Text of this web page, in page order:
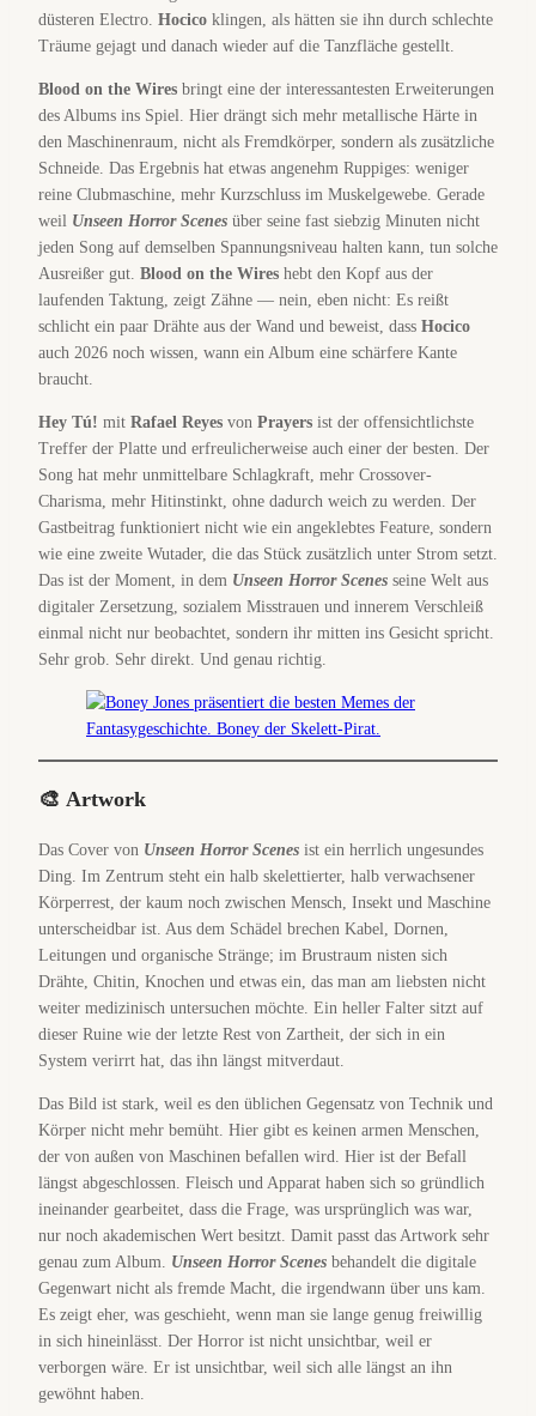
düsteren Electro. Hocico klingen, als hätten sie ihn durch schlechte
Träume gejagt und danach wieder auf die Tanzfläche gestellt.
Blood on the Wires bringt eine der interessantesten Erweiterungen
des Albums ins Spiel. Hier drängt sich mehr metallische Härte in
den Maschinenraum, nicht als Fremdkörper, sondern als zusätzliche
Schneide. Das Ergebnis hat etwas angenehm Ruppiges: weniger
reine Clubmaschine, mehr Kurzschluss im Muskelgewebe. Gerade
weil Unseen Horror Scenes über seine fast siebzig Minuten nicht
jeden Song auf demselben Spannungsniveau halten kann, tun solche
Ausreißer gut. Blood on the Wires hebt den Kopf aus der
laufenden Taktung, zeigt Zähne — nein, eben nicht: Es reißt
schlicht ein paar Drähte aus der Wand und beweist, dass Hocico
auch 2026 noch wissen, wann ein Album eine schärfere Kante
braucht.
Hey Tú! mit Rafael Reyes von Prayers ist der offensichtlichste
Treffer der Platte und erfreulicherweise auch einer der besten. Der
Song hat mehr unmittelbare Schlagkraft, mehr Crossover-
Charisma, mehr Hitinstinkt, ohne dadurch weich zu werden. Der
Gastbeitrag funktioniert nicht wie ein angeklebtes Feature, sondern
wie eine zweite Wutader, die das Stück zusätzlich unter Strom setzt.
Das ist der Moment, in dem Unseen Horror Scenes seine Welt aus
digitaler Zersetzung, sozialem Misstrauen und innerem Verschleiß
einmal nicht nur beobachtet, sondern ihr mitten ins Gesicht spricht.
Sehr grob. Sehr direkt. Und genau richtig.
🎨 Artwork
Das Cover von Unseen Horror Scenes ist ein herrlich ungesundes
Ding. Im Zentrum steht ein halb skelettierter, halb verwachsener
Körperrest, der kaum noch zwischen Mensch, Insekt und Maschine
unterscheidbar ist. Aus dem Schädel brechen Kabel, Dornen,
Leitungen und organische Stränge; im Brustraum nisten sich
Drähte, Chitin, Knochen und etwas ein, das man am liebsten nicht
weiter medizinisch untersuchen möchte. Ein heller Falter sitzt auf
dieser Ruine wie der letzte Rest von Zartheit, der sich in ein
System verirrt hat, das ihn längst mitverdaut.
Das Bild ist stark, weil es den üblichen Gegensatz von Technik und
Körper nicht mehr bemüht. Hier gibt es keinen armen Menschen,
der von außen von Maschinen befallen wird. Hier ist der Befall
längst abgeschlossen. Fleisch und Apparat haben sich so gründlich
ineinander gearbeitet, dass die Frage, was ursprünglich was war,
nur noch akademischen Wert besitzt. Damit passt das Artwork sehr
genau zum Album. Unseen Horror Scenes behandelt die digitale
Gegenwart nicht als fremde Macht, die irgendwann über uns kam.
Es zeigt eher, was geschieht, wenn man sie lange genug freiwillig
in sich hineinlässt. Der Horror ist nicht unsichtbar, weil er
verborgen wäre. Er ist unsichtbar, weil sich alle längst an ihn
gewöhnt haben.